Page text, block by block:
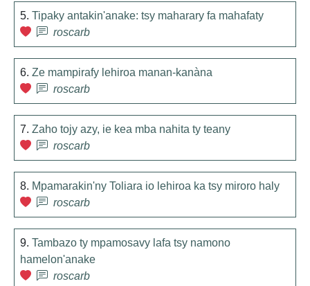
5. Tipaky antakin'anake: tsy maharary fa mahafaty
roscarb
6. Ze mampirafy lehiroa manan-kanàna
roscarb
7. Zaho tojy azy, ie kea mba nahita ty teany
roscarb
8. Mpamarakin'ny Toliara io lehiroa ka tsy miroro haly
roscarb
9. Tambazo ty mpamosavy lafa tsy namono
hamelon'anake
roscarb